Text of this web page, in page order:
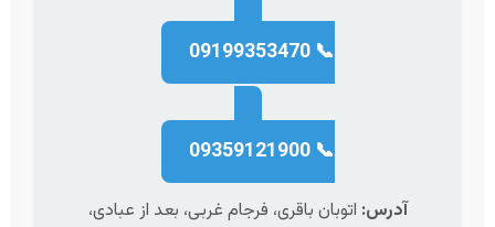
📞 09199353470
📞 09359121900
آدرس: اتوبان باقری، فرجام غربی، بعد از عبادی،